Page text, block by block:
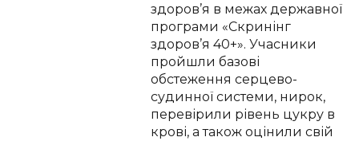
здоров’я в межах державної
програми «Скринінг
здоров’я 40+». Учасники
пройшли базові
обстеження серцево-
судинної системи, нирок,
перевірили рівень цукру в
крові, а також оцінили свій